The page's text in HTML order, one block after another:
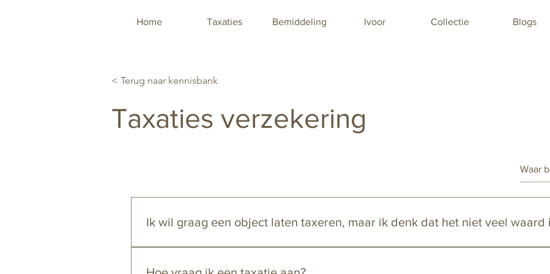
Home Taxaties Bemiddeling Ivoor Collectie Blogs
< Terug naar kennisbank
Taxaties verzekering
Ik wil graag een object laten taxeren, maar ik denk dat het niet veel waard
aan te vragen. Wij laten u weten of uw object meer of minder dan € 250 waard is. Als het